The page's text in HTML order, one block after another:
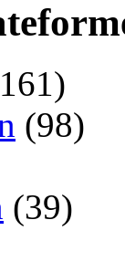
(98)
(39)